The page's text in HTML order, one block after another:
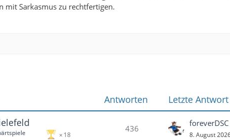
mit Sarkasmus zu rechtfertigen.
Antworten
Letzte Antwort
18
436
foreverDSC
8. August